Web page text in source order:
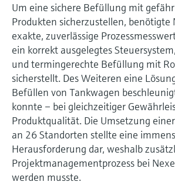
Um eine sichere Befüllung mit
Produkten sicherzustellen, benötigte
exakte, zuverlässige
ein korrekt ausgelegtes
und termingerechte Befüllung mit
sicherstellt. Des Weiteren eine
Befüllen von Tankwagen
konnte – bei gleichzeitiger
Produktqualität. Die Umsetzung
an 26 Standorten stellte eine
Herausforderung dar, weshalb
Projektmanagementprozess bei
werden musste.